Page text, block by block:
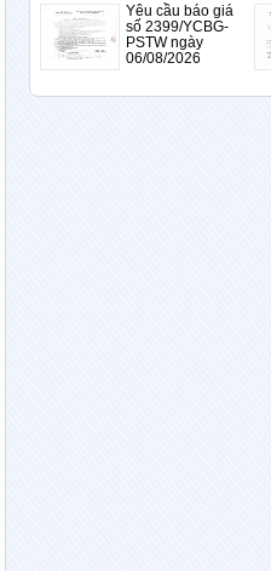
Yêu cầu báo giá
số 2399/YCBG-
PSTW ngày
06/08/2026